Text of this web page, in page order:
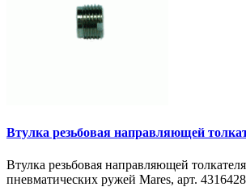
Втулка резьбовая направляющей
Втулка резьбовая направляющей
пневматических ружей Mares, арт.